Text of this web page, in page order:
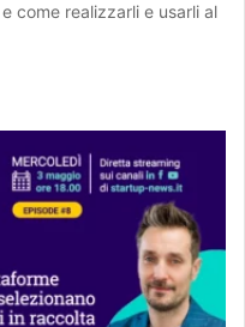
come realizzarli e usarli al